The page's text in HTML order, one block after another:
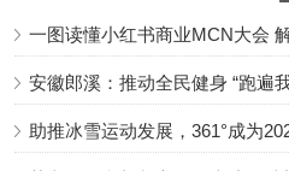
观众都说《封神1》有望达到，
安徽郎溪：推动全民健身 “跑遍
助推冰雪运动发展，361°成为